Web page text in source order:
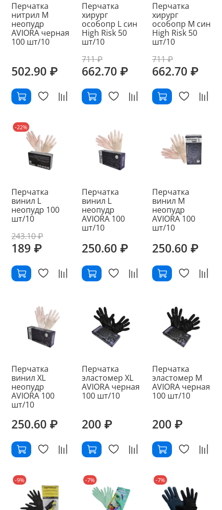
Перчатка
нитрил M
неопудр
AVIORA черная
100 шт/10
502.90 ₽
Перчатка
хирург
особопр L син
High Risk 50
шт/10
711 ₽
662.70 ₽
Перчатка
хирург
особопр M син
High Risk 50
шт/10
711 ₽
662.70 ₽
-22%
Перчатка
винил L
неопудр 100
шт/10
243.10 ₽
189 ₽
Перчатка
винил L
неопудр
AVIORA 100
шт/10
250.60 ₽
Перчатка
винил M
неопудр
AVIORA 100
шт/10
250.60 ₽
Перчатка
винил ХL
неопудр
AVIORA 100
шт/10
250.60 ₽
Перчатка
эластомер ХL
AVIORA черная
100 шт/10
200 ₽
Перчатка
эластомер М
AVIORA черная
100 шт/10
200 ₽
-9% -7% -7%